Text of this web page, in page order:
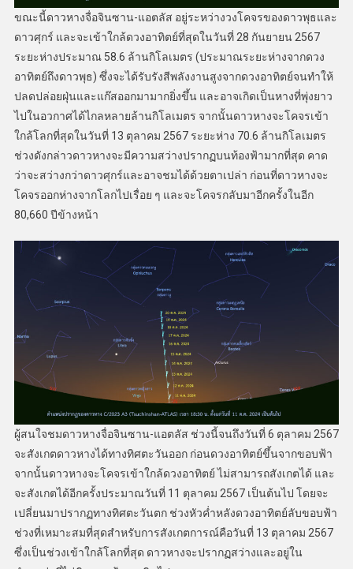
ขณะนี้ดาวหางจื่อจินซาน-แอตลัส อยู่ระหว่างวงโคจรของดาวพุธและ
ดาวศุกร์ และจะเข้าใกล้ดวงอาทิตย์ที่สุดในวันที่ 28 กันยายน 2567
ระยะห่างประมาณ 58.6 ล้านกิโลเมตร (ประมาณระยะห่างจากดวง
อาทิตย์ถึงดาวพุธ) ซึ่งจะได้รับรังสีพลังงานสูงจากดวงอาทิตย์จนทำให้
ปลดปล่อยฝุ่นและแก๊สออกมามากยิ่งขึ้น และอาจเกิดเป็นหางที่พุ่งยาว
ไปในอวกาศได้ไกลหลายล้านกิโลเมตร จากนั้นดาวหางจะโคจรเข้า
ใกล้โลกที่สุดในวันที่ 13 ตุลาคม 2567 ระยะห่าง 70.6 ล้านกิโลเมตร
ช่วงดังกล่าวดาวหางจะมีความสว่างปรากฏบนท้องฟ้ามากที่สุด คาด
ว่าจะสว่างกว่าดาวศุกร์และอาจชมได้ด้วยตาเปล่า ก่อนที่ดาวหางจะ
โคจรออกห่างจากโลกไปเรื่อย ๆ และจะโคจรกลับมาอีกครั้งในอีก
80,660 ปีข้างหน้า
ผู้สนใจชมดาวหางจื่อจินซาน-แอตลัส ช่วงนี้จนถึงวันที่ 6 ตุลาคม 2567
จะสังเกตดาวหางได้ทางทิศตะวันออก ก่อนดวงอาทิตย์ขึ้นจากขอบฟ้า
จากนั้นดาวหางจะโคจรเข้าใกล้ดวงอาทิตย์ ไม่สามารถสังเกตได้ และ
จะสังเกตได้อีกครั้งประมาณวันที่ 11 ตุลาคม 2567 เป็นต้นไป โดยจะ
เปลี่ยนมาปรากฏทางทิศตะวันตก ช่วงหัวค่ำหลังดวงอาทิตย์ลับขอบฟ้า
ช่วงที่เหมาะสมที่สุดสำหรับการสังเกตการณ์คือวันที่ 13 ตุลาคม 2567
ซึ่งเป็นช่วงเข้าใกล้โลกที่สุด ดาวหางจะปรากฏสว่างและอยู่ใน